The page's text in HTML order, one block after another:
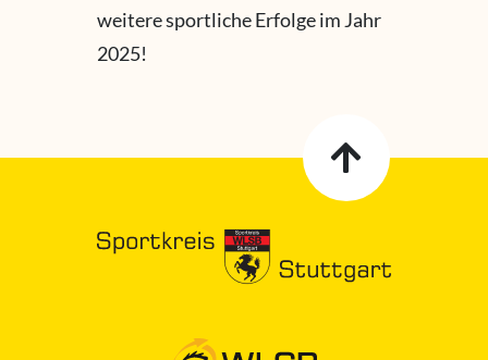
weitere sportliche Erfolge im Jahr
2025!